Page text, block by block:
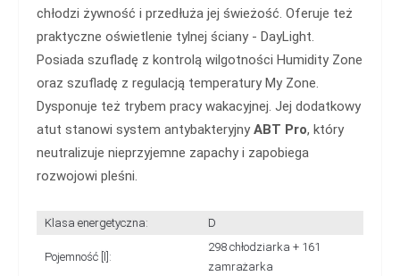
chłodzi żywność i przedłuża jej świeżość. Oferuje też
praktyczne oświetlenie tylnej ściany - DayLight.
Posiada szufladę z kontrolą wilgotności Humidity Zone
oraz szufladę z regulacją temperatury My Zone.
Dysponuje też trybem pracy wakacyjnej. Jej dodatkowy
atut stanowi system antybakteryjnyABT Pro, który
neutralizuje nieprzyjemne zapachy i zapobiega
rozwojowi pleśni.
Klasa energetyczna: D
Pojemność [l]:
298 chłodziarka + 161
zamrażarka